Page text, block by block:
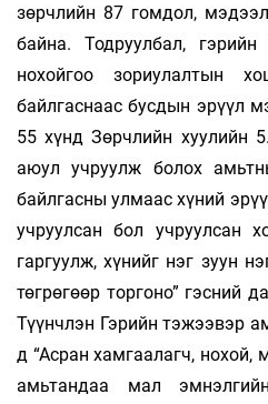
зөрчлийн 87 гомдол,
байна. Тодруулбал,
нохойгоо зориулалтын
байлгаснаас бусдын эрүүл
55 хүнд Зөрчлийн хуулийн
аюул учруулж болох
байлгасны улмаас хүний
учруулсан бол учруулсан
гаргуулж, хүнийг нэг зуун
төгрөгөөр торгоно” гэсний
Түүнчлэн Гэрийн тэжээвэр
д “Асран хамгаалагч, нохой,
амьтандаа мал